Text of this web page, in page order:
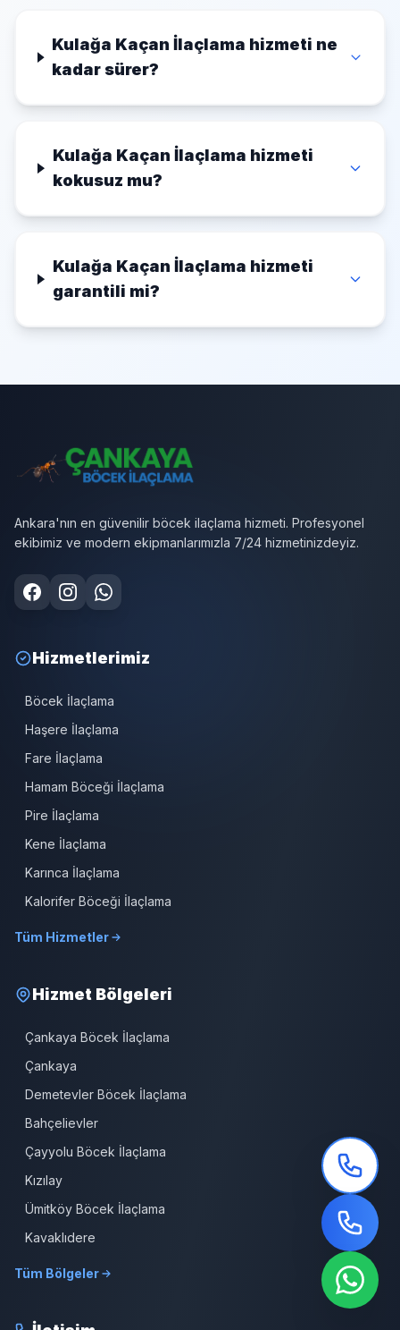
Kulağa Kaçan İlaçlama hizmeti ne
kadar sürer?
Kulağa Kaçan İlaçlama hizmeti
kokusuz mu?
Kulağa Kaçan İlaçlama hizmeti
garantili mi?
Ankara'nın en güvenilir böcek ilaçlama hizmeti. Profesyonel
ekibimiz ve modern ekipmanlarımızla 7/24 hizmetinizdeyiz.
Hizmetlerimiz
Böcek İlaçlama
Haşere İlaçlama
Fare İlaçlama
Hamam Böceği İlaçlama
Pire İlaçlama
Kene İlaçlama
Karınca İlaçlama
Kalorifer Böceği İlaçlama
Tüm Hizmetler
Hizmet Bölgeleri
Çankaya Böcek İlaçlama
Çankaya
Demetevler Böcek İlaçlama
Bahçelievler
Çayyolu Böcek İlaçlama
Kızılay
Ümitköy Böcek İlaçlama
Kavaklıdere
Tüm Bölgeler